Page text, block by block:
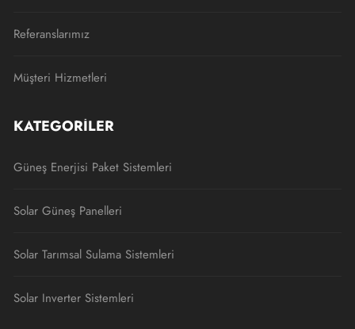
Referanslarımız
Müşteri Hizmetleri
KATEGORILER
Güneş Enerjisi Paket Sistemleri
Solar Güneş Panelleri
Solar Tarımsal Sulama Sistemleri
Solar Inverter Sistemleri